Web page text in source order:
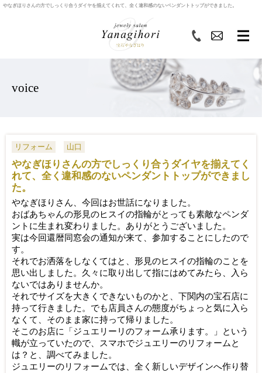
やなぎほりさんの方でしっくり合うダイヤを揃えてくれて、全く違和感のないペンダントトップができました。
voice
リフォーム 山口
やなぎほりさんの方でしっくり合うダイヤを揃えてく
れて、全く違和感のないペンダントトップができまし
た。
やなぎほりさん、今回はお世話になりました。
おばあちゃんの形見のヒスイの指輪がとっても素敵なペンダ
ントに生まれ変わりました。ありがとうございました。
実は今回還暦同窓会の通知が来て、参加することにしたので
す。
それでお洒落をしなくてはと、形見のヒスイの指輪のことを
思い出しました。久々に取り出して指にはめてみたら、入ら
ないではありませんか。
それでサイズを大きくできないものかと、下関内の宝石店に
持って行きました。でも店員さんの態度がちょっと気に入ら
なくて、そのまま家に持って帰りました。
そこのお店に「ジュエリーリのフォーム承ります。」という
幟が立っていたので、スマホでジュエリーのリフォームと
は？と、調べてみました。
ジュエリーのリフォームでは、全く新しいデザインへ作り替